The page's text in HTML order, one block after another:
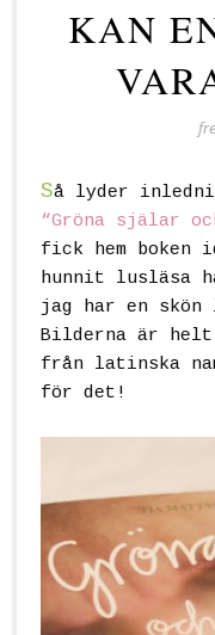
KAN
Så lyder
“Gröna själar
fick hem boken
hunnit lusläsa
jag har en skön
Bilderna är
från latinska
för det!